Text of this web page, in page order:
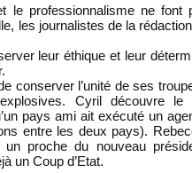
le professionnalisme ne
les journalistes de la
leur éthique et leur
conserver l’unité de ses
Cyril découvre le
pays ami ait exécuté un
entre les deux pays).
un proche du nouveau
un Coup d’Etat.